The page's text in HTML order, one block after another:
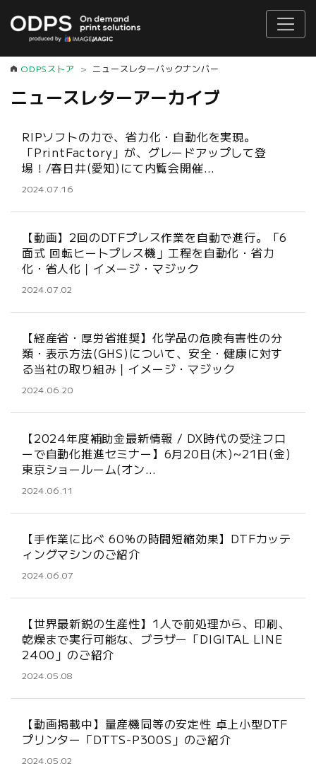
ODPSストア ニュースレターバックナンバー
ニュースレターアーカイブ
RIPソフトの力で、省力化・自動化を実現。
「PrintFactory」が、グレードアップして登
場！/春日井(愛知)にて内覧会開催…
2024.07.16
【動画】2回のDTFプレス作業を自動で進行。「6
面式 回転ヒートプレス機」工程を自動化・省力
化・省人化｜イメージ・マジック
2024.07.02
【経産省・厚労省推奨】化学品の危険有害性の分
類・表示方法(GHS)について、安全・健康に対す
る当社の取り組み｜イメージ・マジック
2024.06.20
【2024年度補助金最新情報 / DX時代の受注フロ
ーで自動化推進セミナー】6月20日(木)~21日(金)
東京ショールーム(オン…
2024.06.11
【手作業に比べ 60%の時間短縮効果】DTFカッテ
ィングマシンのご紹介
2024.06.07
【世界最新鋭の生産性】1人で前処理から、印刷、
乾燥まで実行可能な、ブラザー「DIGITAL LINE
2400」のご紹介
2024.05.08
【動画掲載中】量産機同等の安定性 卓上小型DTF
プリンター「DTTS-P300S」のご紹介
2024.05.02